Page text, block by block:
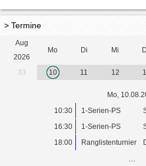
> Termine
Aug
2026
Mo Di Mi
33 10 11 12
Mo,
10:30
1-Serien-PS
16:30
1-Serien-PS
18:00
Ranglistenturnier